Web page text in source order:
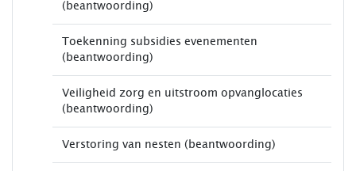
(beantwoording)
Toekenning subsidies evenementen
(beantwoording)
Veiligheid zorg en uitstroom opvanglocaties
(beantwoording)
Verstoring van nesten (beantwoording)